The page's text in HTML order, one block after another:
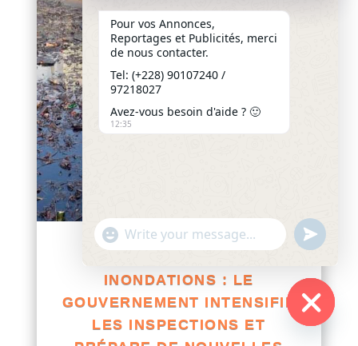
INONDATIONS : LE
GOUVERNEMENT INTENSIFIE
LES INSPECTIONS ET
Pour vos Annonces,
Reportages et Publicités, merci
de nous contacter.
Tel: (+228) 90107240 /
97218027
Avez-vous besoin d'aide ? 🙂
12:35
"+chaty_settings.lang.emoji_picker+"
WhatsApp
undefined